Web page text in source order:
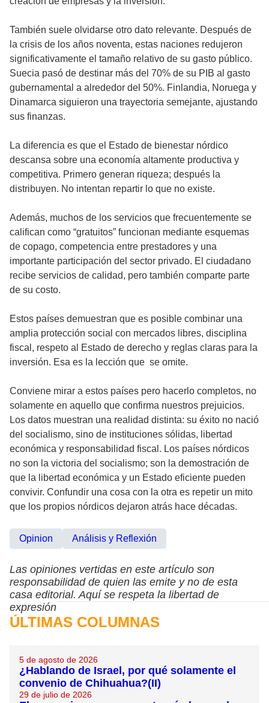
También suele olvidarse otro dato relevante. Después de
la crisis de los años noventa, estas naciones redujeron
significativamente el tamaño relativo de su gasto público.
Suecia pasó de destinar más del 70% de su PIB al gasto
gubernamental a alrededor del 50%. Finlandia, Noruega y
Dinamarca siguieron una trayectoria semejante, ajustando
sus finanzas.
La diferencia es que el Estado de bienestar nórdico
descansa sobre una economía altamente productiva y
competitiva. Primero generan riqueza; después la
distribuyen. No intentan repartir lo que no existe.
Además, muchos de los servicios que frecuentemente se
califican como “gratuitos” funcionan mediante esquemas
de copago, competencia entre prestadores y una
importante participación del sector privado. El ciudadano
recibe servicios de calidad, pero también comparte parte
de su costo.
Estos países demuestran que es posible combinar una
amplia protección social con mercados libres, disciplina
fiscal, respeto al Estado de derecho y reglas claras para la
inversión. Esa es la lección que se omite.
Conviene mirar a estos países pero hacerlo completos, no
solamente en aquello que confirma nuestros prejuicios.
Los datos muestran una realidad distinta: su éxito no nació
del socialismo, sino de instituciones sólidas, libertad
económica y responsabilidad fiscal. Los países nórdicos
no son la victoria del socialismo; son la demostración de
que la libertad económica y un Estado eficiente pueden
convivir. Confundir una cosa con la otra es repetir un mito
que los propios nórdicos dejaron atrás hace décadas.
Opinion Análisis y Reflexión
Las opiniones vertidas en este artículo son
responsabilidad de quien las emite y no de esta
casa editorial. Aquí se respeta la libertad de
expresión
ÚLTIMAS COLUMNAS
5 de agosto de 2026
¿Hablando de Israel, por qué solamente el
convenio de Chihuahua?(II)
29 de julio de 2026